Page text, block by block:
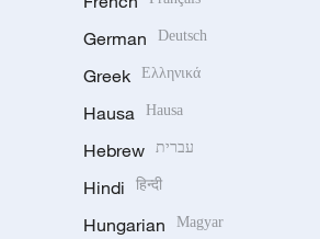
German Deutsch
Greek Ελληνικά
Hausa Hausa
Hebrew עברית
Hindi हिन्दी
Hungarian Magyar